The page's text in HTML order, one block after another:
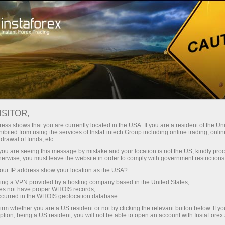
торговый счёт Торговые платформы
Инвесторам Партнерам
С
демосчет
в компании ИнстаФорекс. Вы только посмотрите,
2021»!
– прекрасная девушка с Украины, для которой в
shows that you are currently located in the USA. If you are a resident of the
from using the services of InstaFintech Group including online trading,
of funds, etc.
are seeing this message by mistake and your location is not the US, kindly
you must leave the website in order to comply with government
IP address show your location as the USA?
a VPN provided by a hosting company based in the United States;
not have proper WHOIS records;
in the WHOIS geolocation database.
whether you are a US resident or not by clicking the relevant button below. If
being a US resident, you will not be able to open an account with InstaForex